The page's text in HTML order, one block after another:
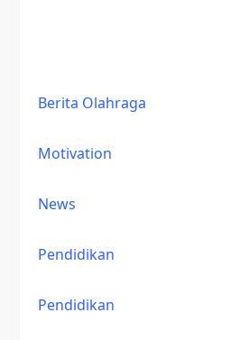
Berita Olahraga
Motivation
News
Pendidikan
Pendidikan